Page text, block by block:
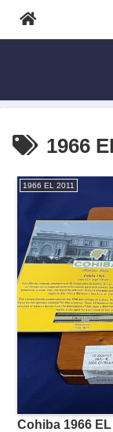
1966
1966 EL 2011
Cohiba 1966 EL